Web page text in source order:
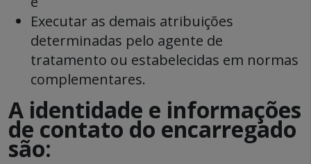
Executar as demais atribuições
determinadas pelo agente de
tratamento ou estabelecidas em normas
complementares.
A identidade e informações
de contato do encarregado
são: